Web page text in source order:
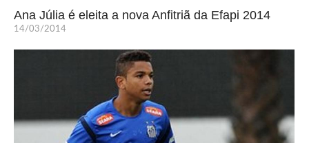
Ana Júlia é eleita a nova Anfitriã da Efapi 2014
14/03/2014